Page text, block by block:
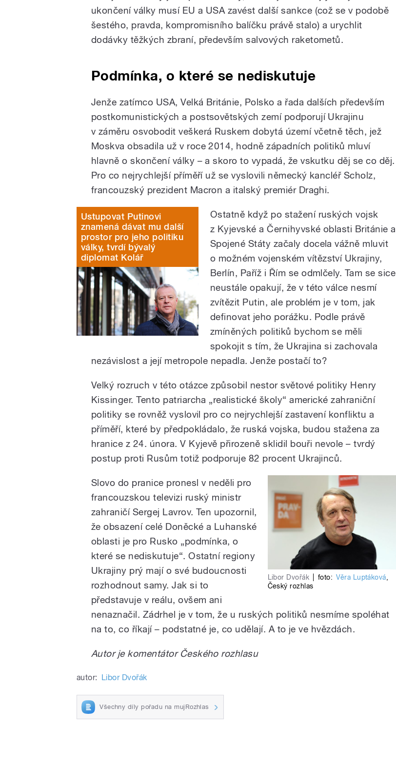
ukončení války musí EU a USA zavést další sankce (což se v podobě
šestého, pravda, kompromisního balíčku právě stalo) a urychlit
dodávky těžkých zbraní, především salvových raketometů.
Podmínka, o které se nediskutuje
Jenže zatímco USA, Velká Británie, Polsko a řada dalších především
postkomunistických a postsovětských zemí podporují Ukrajinu
v záměru osvobodit veškerá Ruskem dobytá území včetně těch, jež
Moskva obsadila už v roce 2014, hodně západních politiků mluví
hlavně o skončení války – a skoro to vypadá, že vskutku děj se co děj.
Pro co nejrychlejší příměří už se vyslovili německý kancléř Scholz,
francouzský prezident Macron a italský premiér Draghi.
Ustupovat Putinovi
znamená dávat mu další
prostor pro jeho politiku
války, tvrdí bývalý
diplomat Kolář
Ostatně když po stažení ruských vojsk
z Kyjevské a Černihyvské oblasti Británie a
Spojené Státy začaly docela vážně mluvit
o možném vojenském vítězství Ukrajiny,
Berlín, Paříž i Řím se odmlčely. Tam se sice
neustále opakují, že v této válce nesmí
zvítězit Putin, ale problém je v tom, jak
definovat jeho porážku. Podle právě
zmíněných politiků bychom se měli
spokojit s tím, že Ukrajina si zachovala
nezávislost a její metropole nepadla. Jenže postačí to?
Velký rozruch v této otázce způsobil nestor světové politiky Henry
Kissinger. Tento patriarcha „realistické školy“ americké zahraniční
politiky se rovněž vyslovil pro co nejrychlejší zastavení konfliktu a
příměří, které by předpokládalo, že ruská vojska, budou stažena za
hranice z 24. února. V Kyjevě přirozeně sklidil bouři nevole – tvrdý
postup proti Rusům totiž podporuje 82 procent Ukrajinců.
Libor Dvořák foto: Věra Luptáková,
Český rozhlas
Slovo do pranice pronesl v neděli pro
francouzskou televizi ruský ministr
zahraničí Sergej Lavrov. Ten upozornil,
že obsazení celé Doněcké a Luhanské
oblasti je pro Rusko „podmínka, o
které se nediskutuje“. Ostatní regiony
Ukrajiny prý mají o své budoucnosti
rozhodnout samy. Jak si to
představuje v reálu, ovšem ani
nenaznačil. Zádrhel je v tom, že u ruských politiků nesmíme spoléhat
na to, co říkají – podstatné je, co udělají. A to je ve hvězdách.
Autor je komentátor Českého rozhlasu
autor: Libor Dvořák
Všechny díly pořadu na mujRozhlas